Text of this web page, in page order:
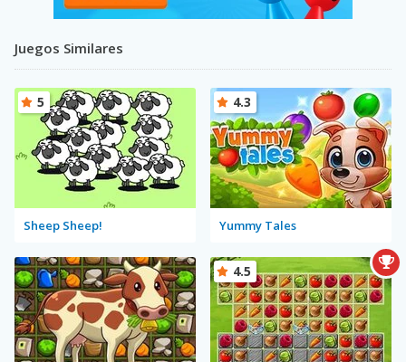
Juegos Similares
Sheep Sheep!
5
Yummy Tales
4.3
4.5